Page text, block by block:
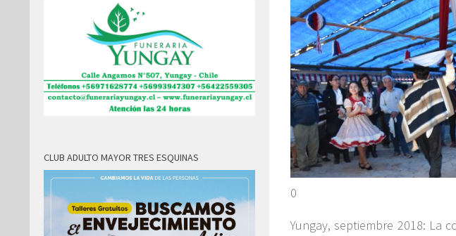
0
Yungay, septiembre 2018: La
CLUB ADULTO MAYOR TRES ESQUINAS